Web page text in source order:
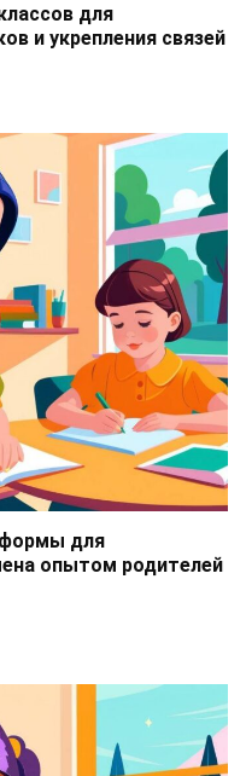
для
и укрепления связей
для
опытом родителей